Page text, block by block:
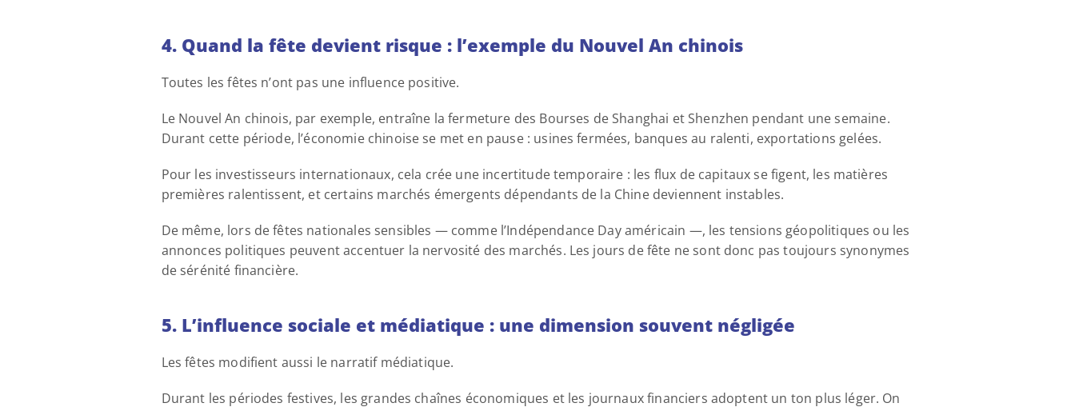
4. Quand la fête devient risque : l’exemple du Nouvel An chinois
Toutes les fêtes n’ont pas une influence positive.
Le Nouvel An chinois, par exemple, entraîne la fermeture des Bourses de Shanghai et Shenzhen pendant une semaine.
Durant cette période, l’économie chinoise se met en pause : usines fermées, banques au ralenti, exportations gelées.
Pour les investisseurs internationaux, cela crée une incertitude temporaire : les flux de capitaux se figent, les matières
premières ralentissent, et certains marchés émergents dépendants de la Chine deviennent instables.
De même, lors de fêtes nationales sensibles — comme l’Indépendance Day américain —, les tensions géopolitiques ou les
annonces politiques peuvent accentuer la nervosité des marchés. Les jours de fête ne sont donc pas toujours synonymes
de sérénité financière.
5. L’influence sociale et médiatique : une dimension souvent négligée
Les fêtes modifient aussi le narratif médiatique.
Durant les périodes festives, les grandes chaînes économiques et les journaux financiers adoptent un ton plus léger. On